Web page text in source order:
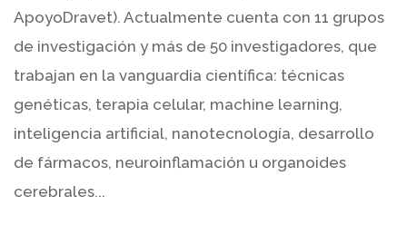
ApoyoDravet). Actualmente cuenta con 11 grupos
de investigación y más de 50 investigadores, que
trabajan en la vanguardia científica: técnicas
genéticas, terapia celular, machine learning,
inteligencia artificial, nanotecnología, desarrollo
de fármacos, neuroinflamación u organoides
cerebrales...